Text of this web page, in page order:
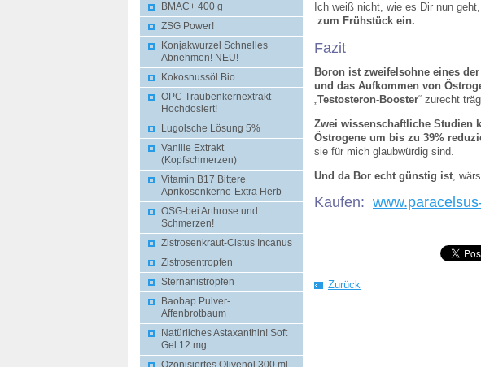
Ich weiß nicht, wie es Dir nun geht,
zum Frühstück ein.
Fazit
Boron ist zweifelsohne eines
und das Aufkommen von
Testosteron-Booster“ zurecht
Zwei wissenschaftliche Studien
Östrogene um bis zu 39%
sie für mich glaubwürdig sind.
Und da Bor echt günstig ist ,
Kaufen:
Zurück
BMAC+ 400 g
ZSG Power!
Konjakwurzel Schnelles
Abnehmen! NEU!
Kokosnussöl Bio
OPC Traubenkernextrakt-
Hochdosiert!
Lugolsche Lösung 5%
Vanille Extrakt
(Kopfschmerzen)
Vitamin B17 Bittere
Aprikosenkerne-Extra Herb
OSG-bei Arthrose und
Schmerzen!
Zistrosenkraut-Cistus Incanus
Zistrosentropfen
Sternanistropfen
Baobap Pulver-
Affenbrotbaum
Natürliches Astaxanthin! Soft
Gel 12 mg
Ozonisiertes Olivenöl 300 ml